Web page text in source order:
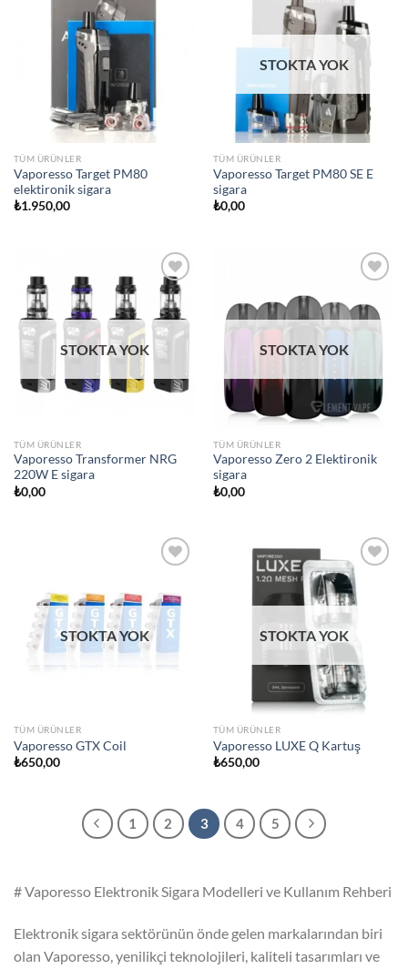
wishlist
TÜM ÜRÜNLER
Vaporesso Target PM80
elektironik sigara
₺1.950,00
Add to
wishlist
STOKTA YOK
TÜM ÜRÜNLER
Vaporesso Target PM80 SE E
sigara
₺0,00
Add to
wishlist
STOKTA YOK
TÜM ÜRÜNLER
Vaporesso Transformer NRG
220W E sigara
₺0,00
wishlist
STOKTA YOK
TÜM ÜRÜNLER
Vaporesso Zero 2 Elektironik
sigara
₺0,00
wishlist
STOKTA YOK
TÜM ÜRÜNLER
Vaporesso GTX Coil
₺650,00
Add to
wishlist
STOKTA YOK
TÜM ÜRÜNLER
Vaporesso LUXE Q Kartuş
₺650,00
1 2 3 4 5
# Vaporesso Elektronik Sigara Modelleri ve Kullanım Rehberi
Elektronik sigara sektörünün önde gelen markalarından biri
olan Vaporesso, yenilikçi teknolojileri, kaliteli tasarımları ve